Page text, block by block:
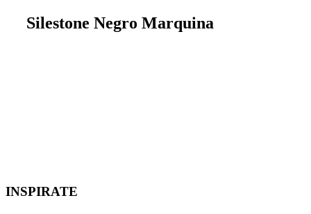
Silestone Negro Marquina
INSPIRATE